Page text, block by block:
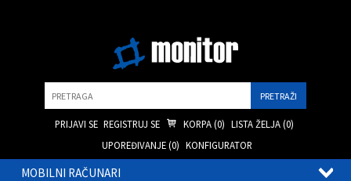
PRIJAVI SE REGISTRUJ SE KORPA (0) LISTA ŽELJA (0)
UPOREĐIVANJE (0) KONFIGURATOR
MOBILNI RAČUNARI